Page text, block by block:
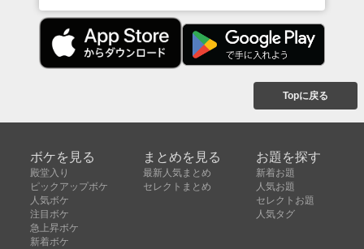
Topに戻る
ボケを見る
殿堂入り
ピックアップボケ
人気ボケ
注目ボケ
急上昇ボケ
新着ボケ
まとめを見る
最新人気まとめ
セレクトまとめ
お題を探す
新着お題
人気お題
セレクトお題
人気タグ